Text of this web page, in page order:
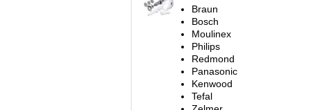
Braun
Bosch
Moulinex
Philips
Redmond
Panasonic
Kenwood
Tefal